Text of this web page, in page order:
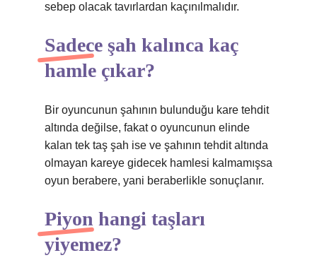
sebep olacak tavırlardan kaçınılmalıdır.
Sadece şah kalınca kaç
hamle çıkar?
Bir oyuncunun şahının bulunduğu kare tehdit
altında değilse, fakat o oyuncunun elinde
kalan tek taş şah ise ve şahının tehdit altında
olmayan kareye gidecek hamlesi kalmamışsa
oyun berabere, yani beraberlikle sonuçlanır.
Piyon hangi taşları
yiyemez?